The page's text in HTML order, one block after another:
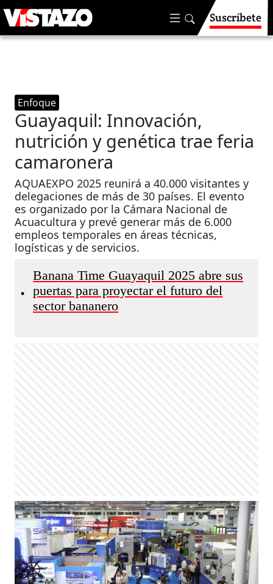
Suscríbete
Enfoque
Guayaquil: Innovación,
nutrición y genética trae feria
camaronera
AQUAEXPO 2025 reunirá a 40.000 visitantes y
delegaciones de más de 30 países. El evento
es organizado por la Cámara Nacional de
Acuacultura y prevé generar más de 6.000
empleos temporales en áreas técnicas,
logísticas y de servicios.
•
Banana Time Guayaquil 2025 abre sus
puertas para proyectar el futuro del
sector bananero